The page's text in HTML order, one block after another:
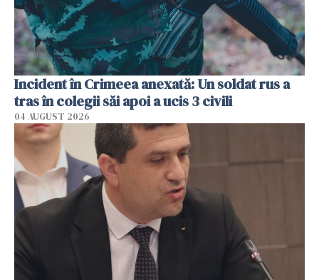
Incident în Crimeea anexată: Un soldat rus a
tras în colegii săi apoi a ucis 3 civili
04 AUGUST 2026